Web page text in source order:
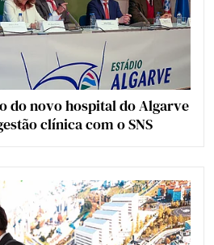
do novo hospital do Algarve
clínica com o SNS